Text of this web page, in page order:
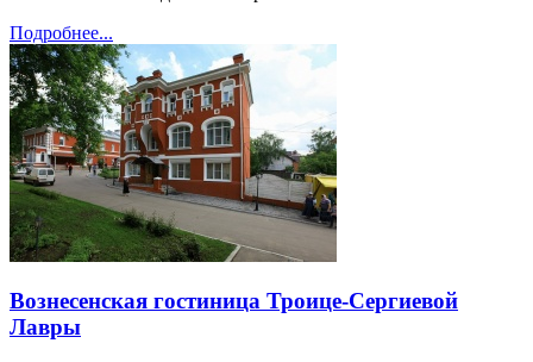
Подробнее...
Вознесенская гостиница Троице-Сергиевой
Лавры